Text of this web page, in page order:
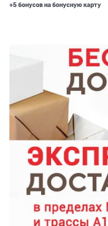
+5 бонусов на бонусную карту